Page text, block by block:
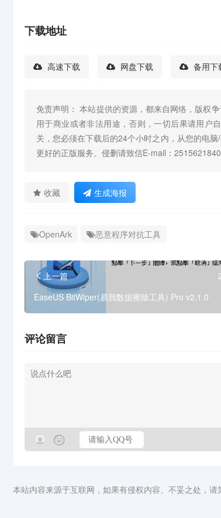
下载地址
高速下载 网盘下载 备用下
免责声明： 本站提供的资源，都来自网络，版权
用于商业或者非法用途，否则，一切后果请用户
关，您必须在下载后的24个小时之内，从您的电
更好的正版服务。侵删请致信E-mail：
收藏 生成海报
OpenArk 恶意程序对抗工具
上一篇
EaseUS BitWiper(易我数据擦除工具) Pro v2.1.0
评论留言
本站内容来源于互联网，如果有侵权内容、不妥之处，